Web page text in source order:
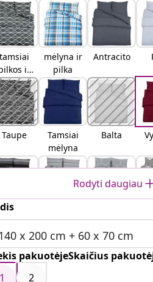
tamsiai
ir
baltos
mėlyna ir
pilka
Antracito
Taupe
Tamsiai
mėlyna
Balta
Rodyti daugiau
x 200 cm + 60 x 70 cm
pakuotėjeSkaičius
1
2